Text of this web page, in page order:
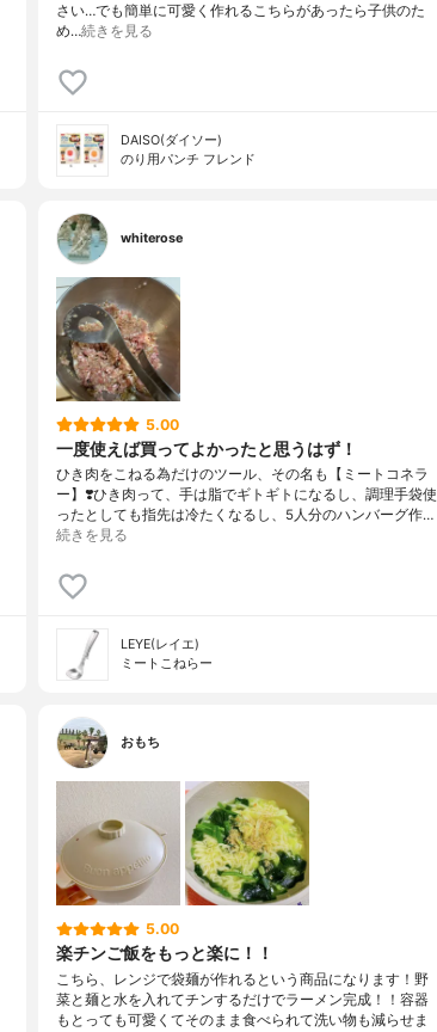
さい…でも簡単に可愛く作れるこちらがあったら子供のた
め…続きを見る
DAISO(ダイソー)
のり用パンチ フレンド
whiterose
5.00
一度使えば買ってよかったと思うはず！
ひき肉をこねる為だけのツール、その名も【ミートコネラ
ー】❣️ひき肉って、手は脂でギトギトになるし、調理手袋使
ったとしても指先は冷たくなるし、5人分のハンバーグ作…
続きを見る
LEYE(レイエ)
ミートこねらー
おもち
5.00
楽チンご飯をもっと楽に！！
こちら、レンジで袋麺が作れるという商品になります！野
菜と麺と水を入れてチンするだけでラーメン完成！！容器
もとっても可愛くてそのまま食べられて洗い物も減らせま